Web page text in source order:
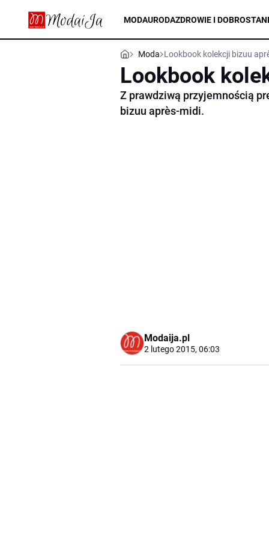
MODAURODAZDROWIE I DOBROSTAN
Moda Lookbook kolekcji bizuu
Lookbook
Z prawdziwą przyjemnością
bizuu après-midi.
Modaija.pl
2 lutego 2015, 06:03